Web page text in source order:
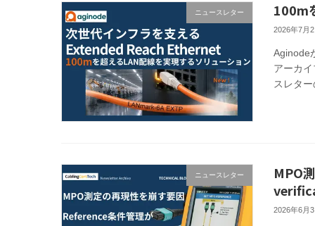
ニュースレター 100m
2026年7月2
Aginode
アーカ
スレタ
ニュースレター
MPO
2026年6月3